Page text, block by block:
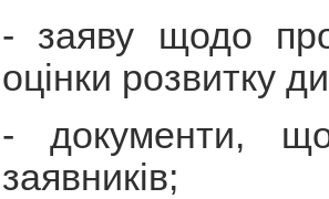
- заяву щодо
оцінки розвитку
- документи,
заявників;